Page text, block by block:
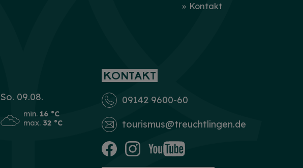
Kontakt
So. 09.08.
min. 16 °C
max. 32 °C
KONTAKT
09142 9600-60
tourismus­@treuchtlingen.de